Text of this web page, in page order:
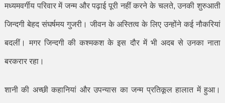
मध्यमवर्गीय परिवार में जन्म और पढ़ाई पूरी नहीं करने के चलते,उनकी शुरुआती
जिन्दगी बेहद संघर्षमय गुजरी। जीवन के अस्तित्व के लिए उन्होंने कई नौकरियां
बदलीं। मगर जिन्दगी की कश्मकश के इस दौर में भी अदब से उनका नाता
बरकरार रहा।
शानी की अच्छी कहानियां और उपन्यास का जन्म प्रतिकूल हालात में हुआ।